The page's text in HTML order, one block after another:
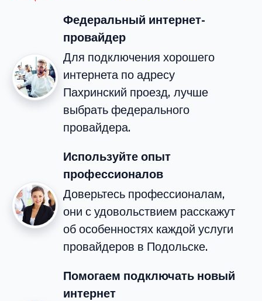
Федеральный интернет-
провайдер
Для подключения хорошего
интернета по адресу
Пахринский проезд, лучше
выбрать федерального
провайдера.
Используйте опыт
профессионалов
Доверьтесь профессионалам,
они с удовольствием расскажут
об особенностях каждой услуги
провайдеров в Подольске.
Помогаем подключать новый
интернет